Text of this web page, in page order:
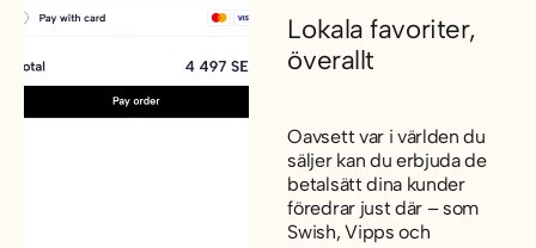
Lokala favoriter,
överallt
Oavsett var i världen du
säljer kan du erbjuda de
betalsätt dina kunder
föredrar just där – som
Swish, Vipps och